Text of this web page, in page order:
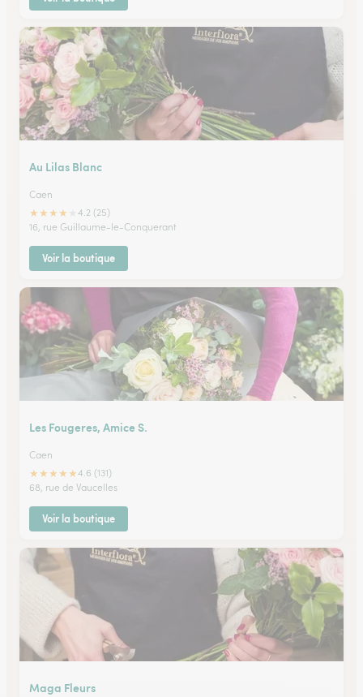
Au Lilas Blanc
Caen
★★★★
4.2 (25)
16, rue Guillaume-le-Conquerant
Voir la boutique
Les Fougeres, Amice S.
Caen
★★★★★4.6 (131)
68, rue de Vaucelles
Voir la boutique
Maga Fleurs